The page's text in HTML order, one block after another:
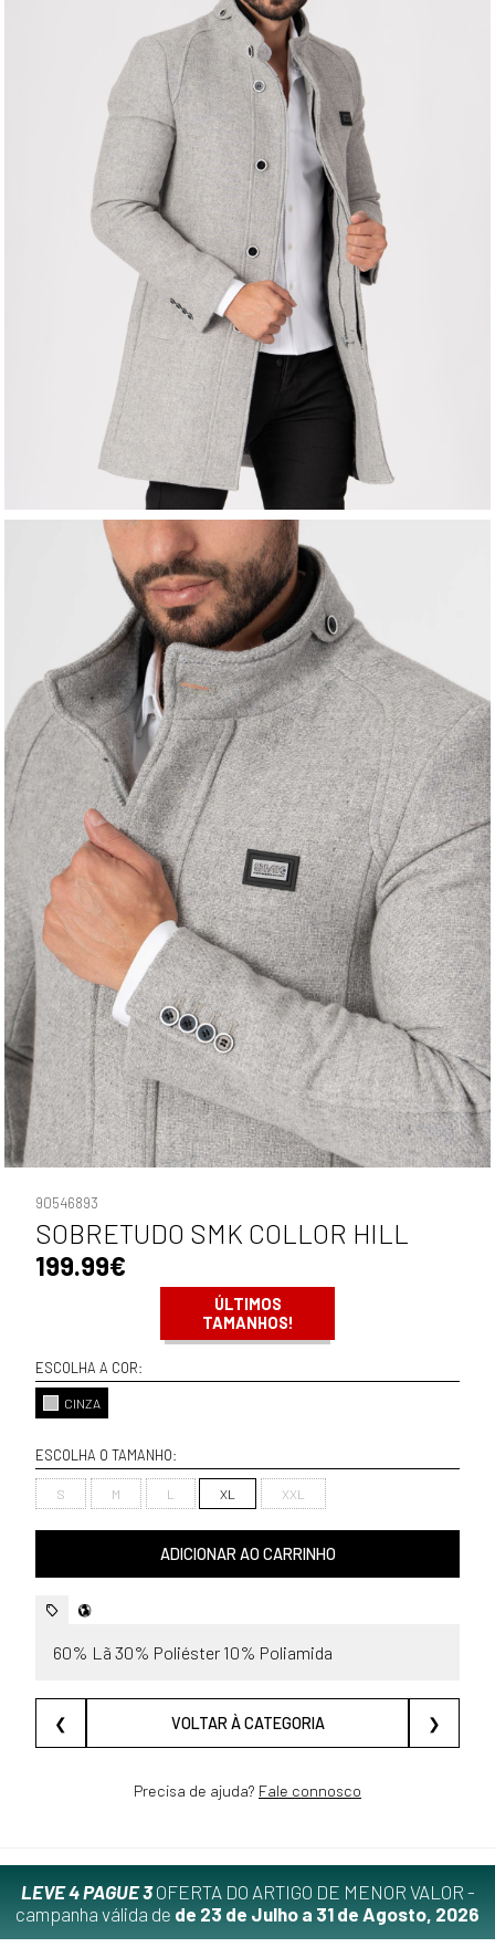
90546893
SOBRETUDO SMK COLLOR HILL
199.99€
ÚLTIMOS
TAMANHOS!
ESCOLHA A COR:
CINZA
ESCOLHA O TAMANHO:
S M L XL XXL
ADICIONAR AO CARRINHO
60% Lã 30% Poliéster 10% Poliamida
❮ VOLTAR À CATEGORIA ❯
Precisa de ajuda? Fale connosco
LEVE 4 PAGUE 3OFERTA DO ARTIGO DE MENOR VALOR -
campanha válida de de 23 de Julho a 31 de Agosto, 2026